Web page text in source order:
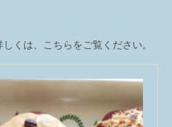
くは、こちらをご覧ください。